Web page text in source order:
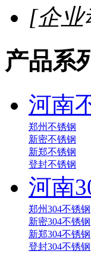
[企业
产品系
河南
郑州不锈钢
新密不锈钢
新郑不锈钢
登封不锈钢
河南
郑州304不锈钢
新密304不锈钢
新郑304不锈钢
登封304不锈钢